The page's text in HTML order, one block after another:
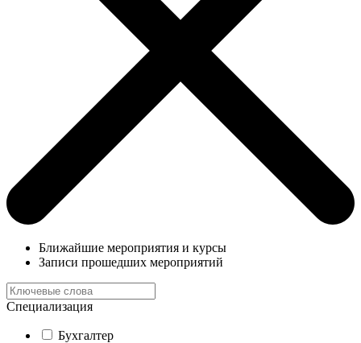
Ближайшие мероприятия и курсы
Записи прошедших мероприятий
Специализация
Бухгалтер